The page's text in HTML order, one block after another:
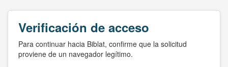
Verificación de acceso
Para continuar hacia Biblat, confirme que la solicitud
proviene de un navegador legítimo.